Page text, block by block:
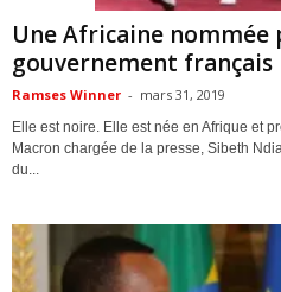
Une Africaine
gouvernement français
Ramses Winner - mars 31, 2019
Elle est noire. Elle est née en Afrique et
Macron chargée de la presse, Sibeth
du...